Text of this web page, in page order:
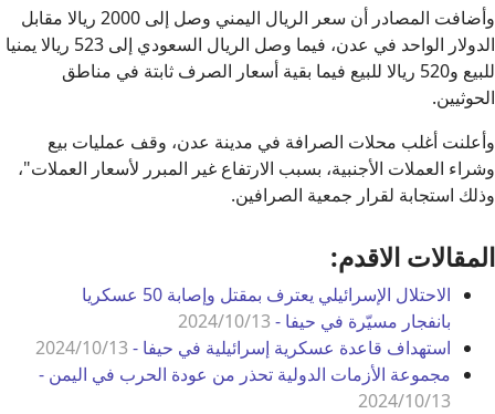
وأضافت المصادر أن سعر الريال اليمني وصل إلى 2000 ريالا مقابل
الدولار الواحد في عدن، فيما وصل الريال السعودي إلى 523 ريالا يمنيا
للبيع و520 ريالا للبيع فيما بقية أسعار الصرف ثابتة في مناطق
الحوثيين.
وأعلنت أغلب محلات الصرافة في مدينة عدن، وقف عمليات بيع
وشراء العملات الأجنبية، بسبب الارتفاع غير المبرر لأسعار العملات"،
وذلك استجابة لقرار جمعية الصرافين.
المقالات الاقدم:
الاحتلال الإسرائيلي يعترف بمقتل وإصابة 50 عسكريا
بانفجار مسيّرة في حيفا - 2024/10/13
استهداف قاعدة عسكرية إسرائيلية في حيفا - 2024/10/13
مجموعة الأزمات الدولية تحذر من عودة الحرب في اليمن -
2024/10/13